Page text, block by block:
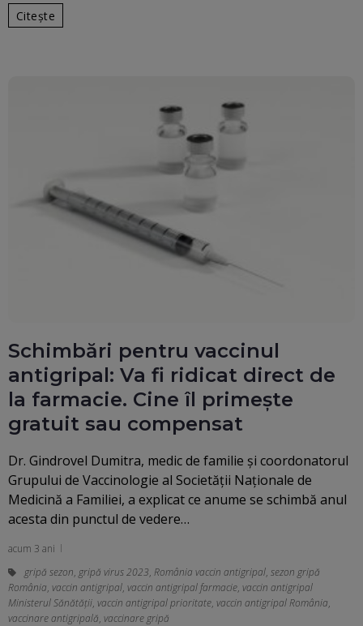
Citește
Schimbări pentru vaccinul
antigripal: Va fi ridicat direct de
la farmacie. Cine îl primește
gratuit sau compensat
Dr. Gindrovel Dumitra, medic de familie şi coordonatorul
Grupului de Vaccinologie al Societăţii Naţionale de
Medicină a Familiei, a explicat ce anume se schimbă anul
acesta din punctul de vedere…
acum 3 ani
gripă sezon, gripă virus 2023, România vaccin antigripal, sezon gripă
România, vaccin antigripal, vaccin antigripal farmacie, vaccin antigripal
Ministerul Sănătății, vaccin antigripal prioritate, vaccin antigripal România,
vaccinare antigripală, vaccinare gripă